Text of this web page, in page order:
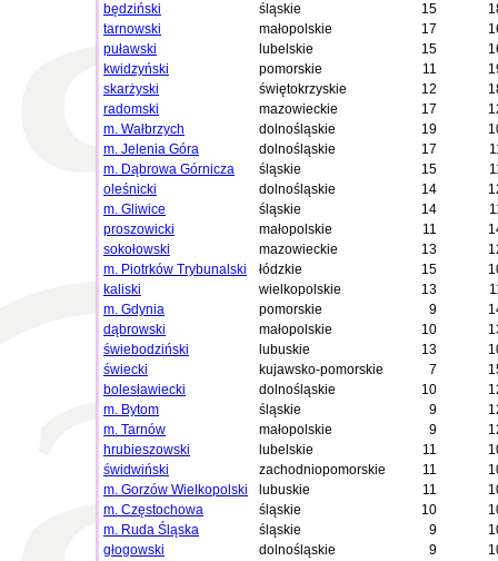
będziński
śląskie 15
tarnowski
małopolskie 17
puławski
lubelskie 15
kwidzyński
pomorskie 11
skarżyski
świętokrzyskie 12
radomski
mazowieckie 17
m. Wałbrzych
dolnośląskie 19
m. Jelenia Góra
dolnośląskie 17
m. Dąbrowa Górnicza
śląskie 15
oleśnicki
dolnośląskie 14
m. Gliwice
śląskie 14
proszowicki
małopolskie 11
sokołowski
mazowieckie 13
m. Piotrków Trybunalski
łódzkie 15
kaliski
wielkopolskie 13
m. Gdynia
pomorskie 9
dąbrowski
małopolskie 10
świebodziński
lubuskie 13
świecki
kujawsko-pomorskie 7
bolesławiecki
dolnośląskie 10
m. Bytom
śląskie 9
m. Tarnów
małopolskie 9
hrubieszowski
lubelskie 11
świdwiński
zachodniopomorskie 11
m. Gorzów Wielkopolski
lubuskie 11
m. Częstochowa
śląskie 10
m. Ruda Śląska
śląskie 9
głogowski
dolnośląskie 9